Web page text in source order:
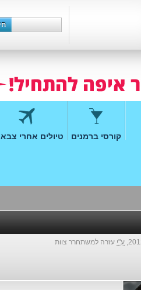
קורסי ברמנים טיולים אחרי צבא
ע"י עזרה למשתחרר צוות